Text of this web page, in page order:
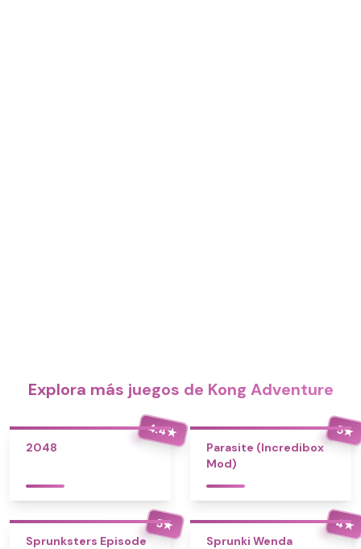
Explora más juegos de Kong Adventure
4.4★
2048
5★
Parasite (Incredibox
Mod)
5★
Sprunksters Episode
4★
Sprunki Wenda